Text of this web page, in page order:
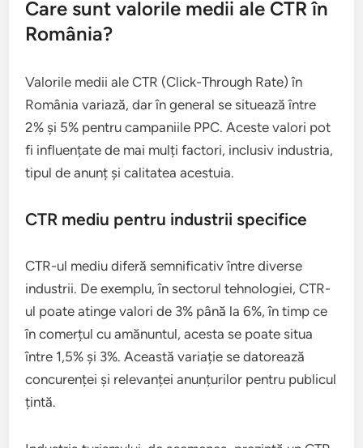
Care sunt valorile medii ale CTR în
România?
Valorile medii ale CTR (Click-Through Rate) în
România variază, dar în general se situează între
2% și 5% pentru campaniile PPC. Aceste valori pot
fi influențate de mai mulți factori, inclusiv industria,
tipul de anunț și calitatea acestuia.
CTR mediu pentru industrii specifice
CTR-ul mediu diferă semnificativ între diverse
industrii. De exemplu, în sectorul tehnologiei, CTR-
ul poate atinge valori de 3% până la 6%, în timp ce
în comerțul cu amănuntul, acesta se poate situa
între 1,5% și 3%. Această variație se datorează
concurenței și relevanței anunțurilor pentru publicul
țintă.